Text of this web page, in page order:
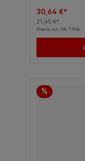
30,64 €*
21,45 €*
Precio sin IVA TINA
%